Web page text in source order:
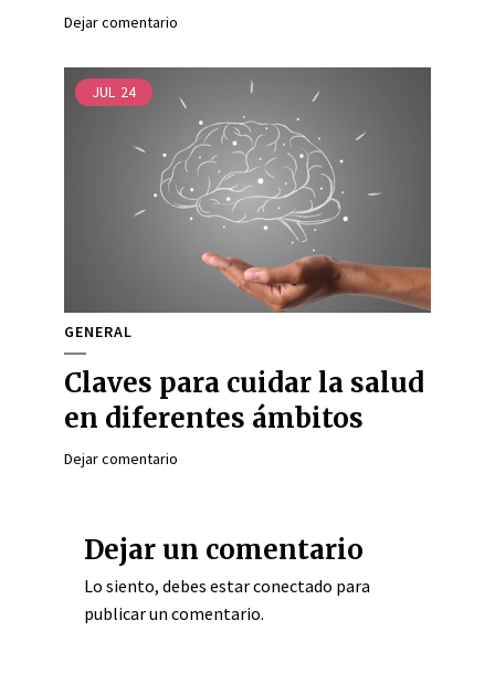
Dejar comentario
JUL 24
GENERAL
Claves para cuidar la salud
en diferentes ámbitos
Dejar comentario
Dejar un comentario
Lo siento, debes estarconectado para
publicar un comentario.